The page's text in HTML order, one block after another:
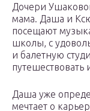
Дочери
мама. Даша и
посещают
школы, с
и балетную
путешествовать
Даша уже
мечтает о